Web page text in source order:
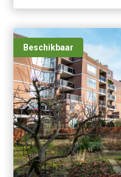
Beschikbaar